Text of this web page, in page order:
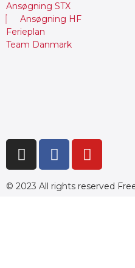
Ansøgning STX
Ansøgning HF
Ferieplan
Team Danmark
© 2023 All rights reserved